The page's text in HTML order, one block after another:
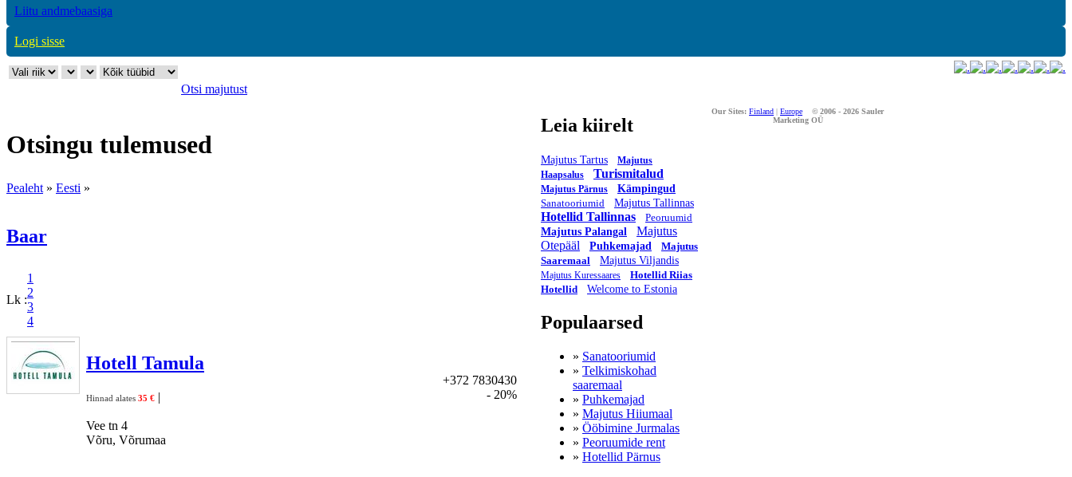
Liitu andmebaasiga
Logi sisse
Otsi majutust
Otsingu tulemused
Pealeht » Eesti »
Baar
Lk :
1
2
3
4
Hotell Tamula
Hinnad alates 35 € |
Vee tn 4
Võru, Võrumaa
+372 7830430
- 20%
Leia kiirelt
Majutus Tartus
Majutus
Haapsalus
Turismitalud
Majutus Pärnus
Kämpingud
Sanatooriumid
Majutus Tallinnas
Hotellid Tallinnas
Peoruumid
Majutus Palangal
Majutus
Otepääl
Puhkemajad
Majutus
Saaremaal
Majutus Viljandis
Majutus Kuressaares
Hotellid Riias
Hotellid
Welcome to Estonia
Populaarsed
» Sanatooriumid
» Telkimiskohad
saaremaal
» Puhkemajad
» Majutus Hiiumaal
» Ööbimine Jurmalas
» Peoruumide rent
» Hotellid Pärnus
Our Sites: Finland | Europe
© 2006 - 2026 Sauler
Marketing OÜ